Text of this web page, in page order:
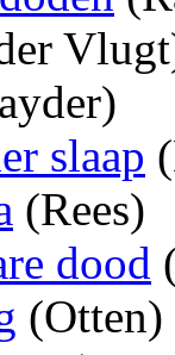
slaap
(Rees)
dood
(Otten)